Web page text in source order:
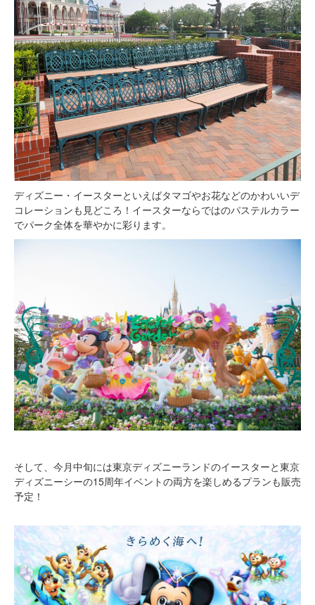
ディズニー・イースターといえばタマゴやお花などのかわいいデ
コレーションも見どころ！イースターならではのパステルカラー
でパーク全体を華やかに彩ります。
そして、今月中旬には東京ディズニーランドのイースターと東京
ディズニーシーの15周年イベントの両方を楽しめるプランも販売
予定！